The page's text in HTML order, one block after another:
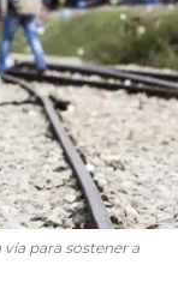
para sostener a